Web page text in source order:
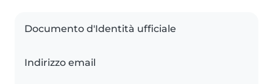
Documento d'Identità ufficiale
Indirizzo email